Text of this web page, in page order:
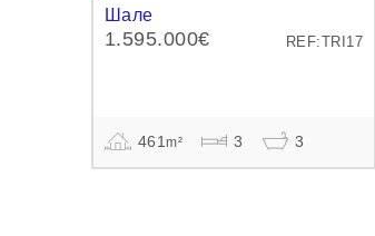
Шале
REF:TRI17
1.595.000€
461m² 3 3